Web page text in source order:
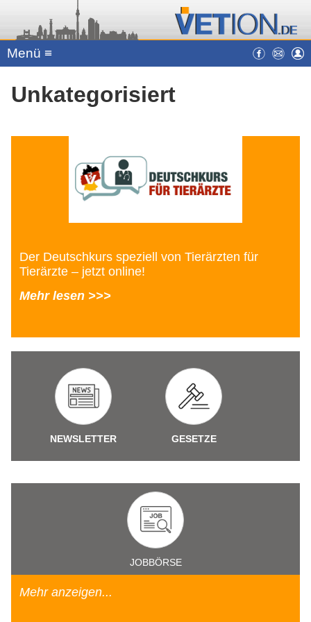
Menü ≡
Unkategorisiert
Der Deutschkurs speziell von Tierärzten für
Tierärzte – jetzt online!
Mehr lesen >>>
NEWSLETTER GESETZE
JOBBÖRSE
Mehr anzeigen...